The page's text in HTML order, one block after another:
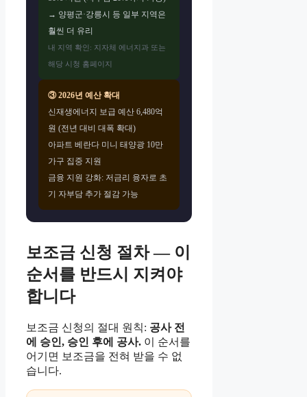
→ 양평군·강릉시 등 일부 지역은
훨씬 더 유리
내 지역 확인: 지자체 에너지과 또는
해당 시청 홈페이지
③ 2026년 예산 확대
신재생에너지 보급 예산 6,480억
원 (전년 대비 대폭 확대)
아파트 베란다 미니 태양광 10만
가구 집중 지원
금융 지원 강화: 저금리 융자로 초
기 자부담 추가 절감 가능
보조금 신청 절차 — 이
순서를 반드시 지켜야
합니다
보조금 신청의 절대 원칙: 공사 전
에 승인, 승인 후에 공사. 이 순서를
어기면 보조금을 전혀 받을 수 없
습니다.